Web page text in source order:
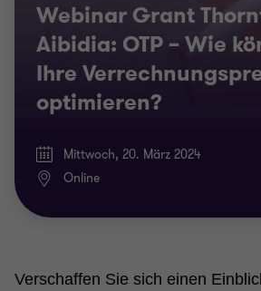
Webinar Grant
Aibidia: OTP – Wie
Ihre
optimieren?
Mittwoch, 20. März 2024
Online
Verschaffen Sie sich einen